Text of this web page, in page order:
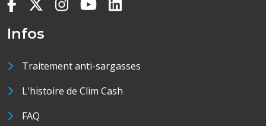
Infos
Traitement anti-sargasses
L'histoire de Clim Cash
FAQ